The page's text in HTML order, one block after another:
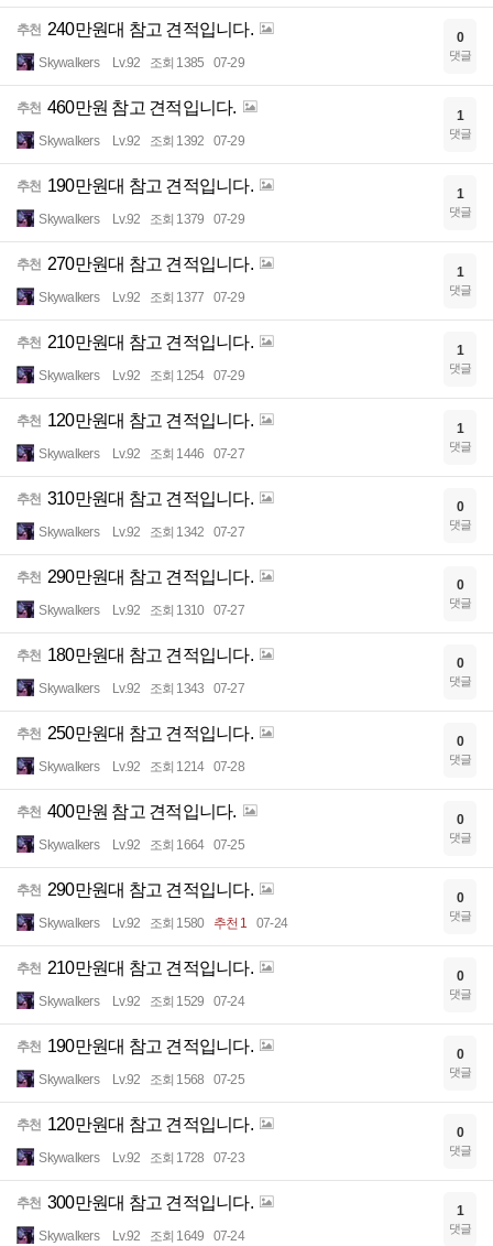
추천 240만원대 참고 견적입니다.
Skywalkers Lv.92 조회 1385 07-29
0
댓글
추천 460만원 참고 견적입니다.
Skywalkers Lv.92 조회 1392 07-29
1
댓글
추천 190만원대 참고 견적입니다.
Skywalkers Lv.92 조회 1379 07-29
1
댓글
추천 270만원대 참고 견적입니다.
Skywalkers Lv.92 조회 1377 07-29
1
댓글
추천 210만원대 참고 견적입니다.
Skywalkers Lv.92 조회 1254 07-29
1
댓글
추천 120만원대 참고 견적입니다.
Skywalkers Lv.92 조회 1446 07-27
1
댓글
추천 310만원대 참고 견적입니다.
Skywalkers Lv.92 조회 1342 07-27
0
댓글
추천 290만원대 참고 견적입니다.
Skywalkers Lv.92 조회 1310 07-27
0
댓글
추천 180만원대 참고 견적입니다.
Skywalkers Lv.92 조회 1343 07-27
0
댓글
추천 250만원대 참고 견적입니다.
Skywalkers Lv.92 조회 1214 07-28
0
댓글
추천 400만원 참고 견적입니다.
Skywalkers Lv.92 조회 1664 07-25
0
댓글
추천 290만원대 참고 견적입니다.
Skywalkers Lv.92 조회 1580 추천 1 07-24
0
댓글
추천 210만원대 참고 견적입니다.
Skywalkers Lv.92 조회 1529 07-24
0
댓글
추천 190만원대 참고 견적입니다.
Skywalkers Lv.92 조회 1568 07-25
0
댓글
추천 120만원대 참고 견적입니다.
Skywalkers Lv.92 조회 1728 07-23
0
댓글
추천 300만원대 참고 견적입니다.
Skywalkers Lv.92 조회 1649 07-24
1
댓글